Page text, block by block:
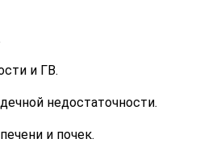
и ГВ.
недостаточности.
и почек.